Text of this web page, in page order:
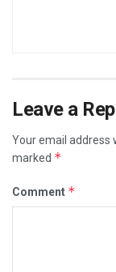
Leave a
Your email address
marked *
Comment *